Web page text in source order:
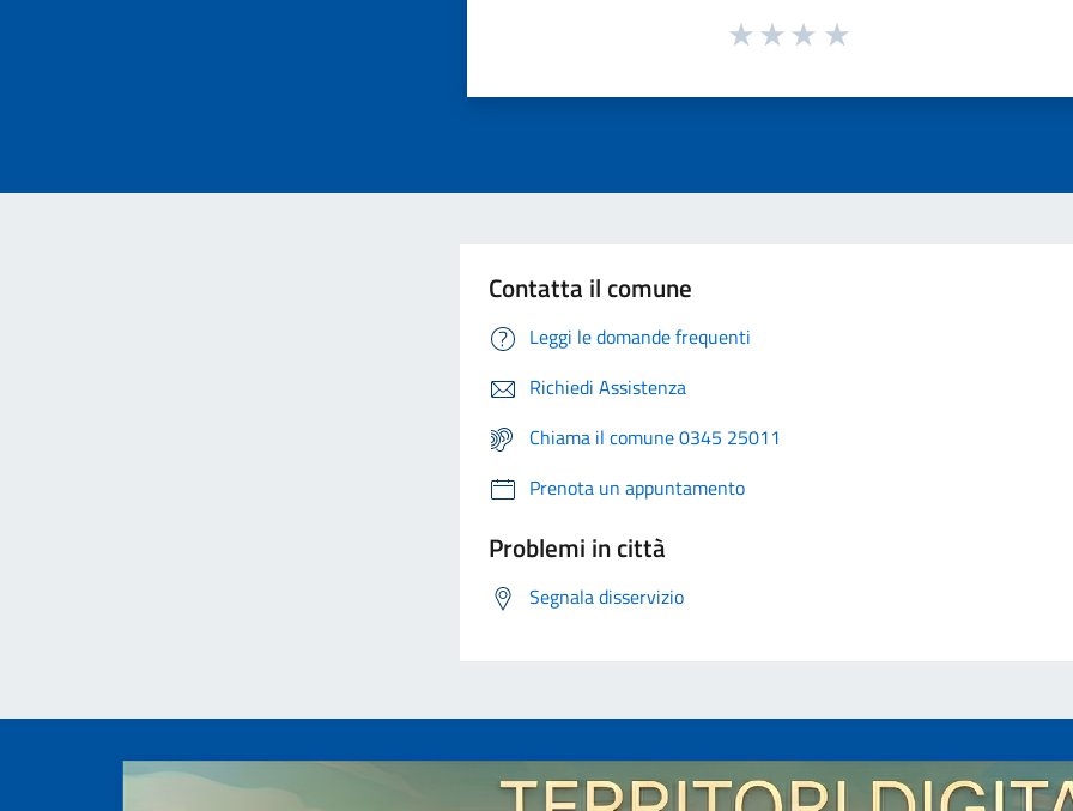
Contatta il comune
Leggi le domande frequenti
Richiedi Assistenza
Chiama il comune 0345 25011
Prenota un appuntamento
Problemi in città
Segnala disservizio